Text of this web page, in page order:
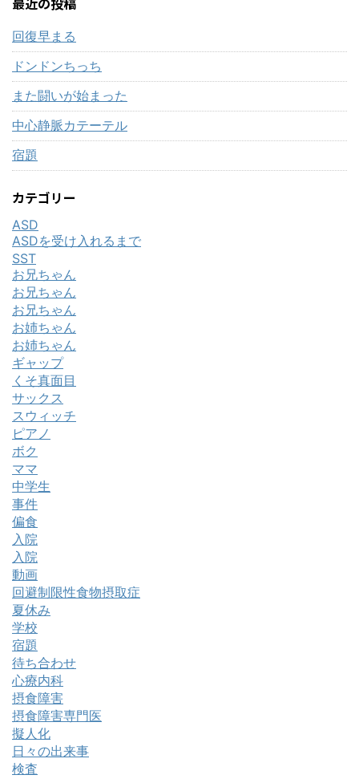
回復早まる
ドンドンちっち
また闘いが始まった
中心静脈カテーテル
宿題
カテゴリー
ASD
ASDを受け入れるまで
SST
お兄ちゃん
お兄ちゃん
お兄ちゃん
お姉ちゃん
お姉ちゃん
ギャップ
くそ真面目
サックス
スウィッチ
ピアノ
ボク
ママ
中学生
事件
偏食
入院
入院
動画
回避制限性食物摂取症
夏休み
学校
宿題
待ち合わせ
心療内科
摂食障害
摂食障害専門医
擬人化
日々の出来事
検査